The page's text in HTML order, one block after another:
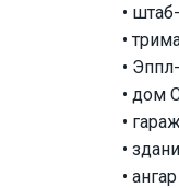
•
•
•
• дом
•
•
•